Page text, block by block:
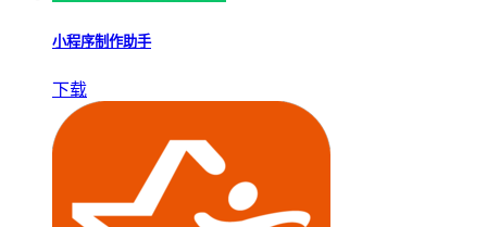
小程序制作助手
下载